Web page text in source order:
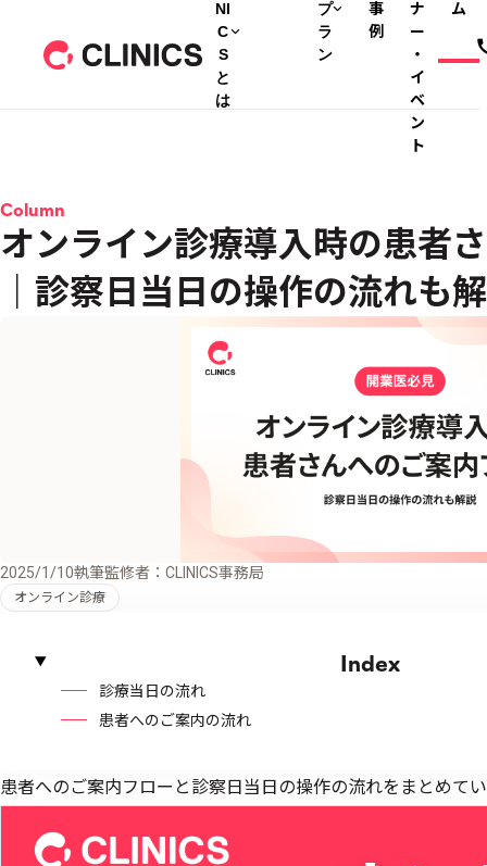
NI
C
S
と
は
プ
ラ
ン
事
例
ナ
ー
・
イ
ベ
ン
ト
ム
Column
オンライン診療導入時の患者
｜診察日当日の操作の流れも
2025/1/10執筆監修者：CLINICS事務局
オンライン診療
Index
診療当日の流れ
患者へのご案内の流れ
患者へのご案内フローと診察日当日の操作の流れをまとめて